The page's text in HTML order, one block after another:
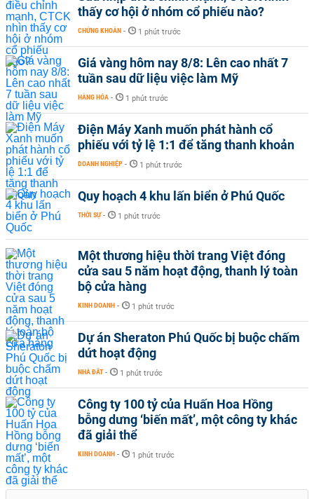
thấy cơ hội ở nhóm cổ phiếu nào?
CHỨNG KHOÁN - 1 phút trước
Giá vàng hôm nay 8/8: Lên cao nhất 7
tuần sau dữ liệu việc làm Mỹ
HÀNG HÓA - 1 phút trước
Điện Máy Xanh muốn phát hành cổ
phiếu với tỷ lệ 1:1 để tăng thanh khoản
DOANH NGHIỆP - 1 phút trước
Quy hoạch 4 khu lấn biển ở Phú Quốc
THỜI SỰ - 1 phút trước
Một thương hiệu thời trang Việt đóng
cửa sau 5 năm hoạt động, thanh lý toàn
bộ cửa hàng
KINH DOANH - 1 phút trước
Dự án Sheraton Phú Quốc bị buộc chấm
dứt hoạt động
NHÀ ĐẤT - 1 phút trước
Công ty 100 tỷ của Huấn Hoa Hồng
bỗng dưng ‘biến mất’, một công ty khác
đã giải thể
KINH DOANH - 1 phút trước